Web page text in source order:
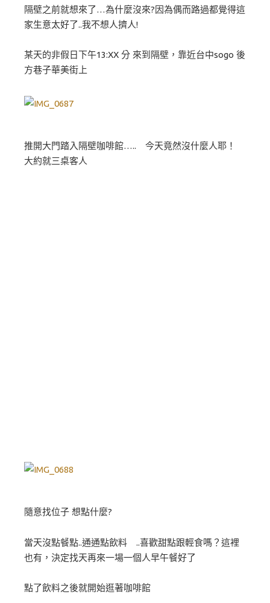
隔壁之前就想來了…為什麼沒來?因為偶而路過都覺得這
家生意太好了..我不想人擠人!
某天的非假日下午13:XX 分 來到隔壁，靠近台中sogo 後
方巷子華美街上
推開大門踏入隔壁咖啡館….. 今天竟然沒什麼人耶！
大約就三桌客人
隨意找位子 想點什麼?
當天沒點餐點..通通點飲料 ..喜歡甜點跟輕食嗎？這裡
也有，決定找天再來一場一個人早午餐好了
點了飲料之後就開始逛著咖啡館